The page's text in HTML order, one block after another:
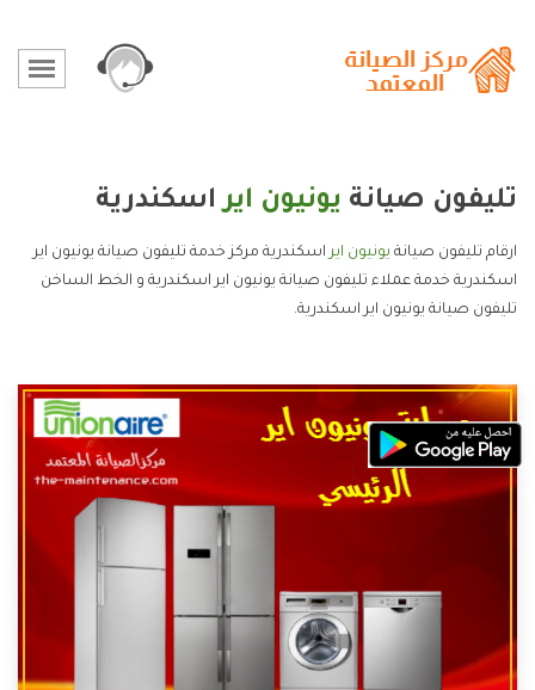
تليفون صيانة يونيون ايراسكندرية
ارقام تليفون صيانة يونيون ايراسكندرية مركز خدمة تليفون صيانة يونيون اير
اسكندرية خدمة عملاء تليفون صيانة يونيون اير اسكندرية و الخط الساخن
تليفون صيانة يونيون اير اسكندرية.